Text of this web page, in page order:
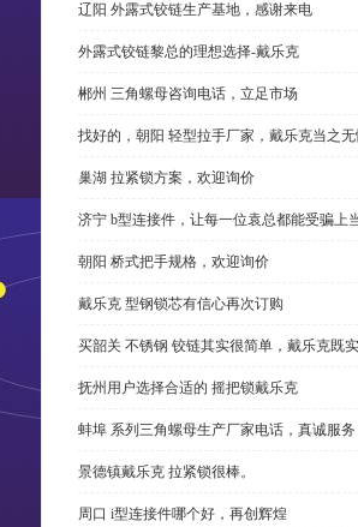
辽阳 外露式铰链生产基地，感谢来电
外露式铰链黎总的理想选择-戴乐克
郴州 三角螺母咨询电话，立足市场
找好的，朝阳 轻型拉手厂家，戴乐克当之
巢湖 拉紧锁方案，欢迎询价
济宁 b型连接件，让每一位袁总都能受骗上
朝阳 桥式把手规格，欢迎询价
戴乐克 型钢锁芯有信心再次订购
买韶关 不锈钢 铰链其实很简单，戴乐克既
抚州用户选择合适的 摇把锁戴乐克
蚌埠 系列三角螺母生产厂家电话，真诚服务
景德镇戴乐克 拉紧锁很棒。
周口 i型连接件哪个好，再创辉煌